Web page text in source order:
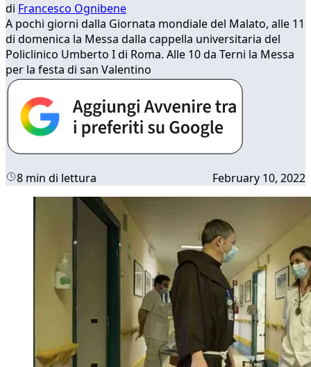
di Francesco Ognibene
A pochi giorni dalla Giornata mondiale del Malato, alle 11
di domenica la Messa dalla cappella universitaria del
Policlinico Umberto I di Roma. Alle 10 da Terni la Messa
per la festa di san Valentino
8 min di lettura February 10, 2022